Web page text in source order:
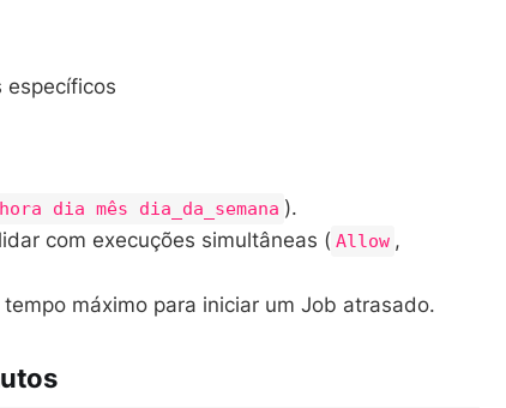
específicos
dia mês dia_da_semana ).
com execuções simultâneas ( Allow ,
máximo para iniciar um Job atrasado.